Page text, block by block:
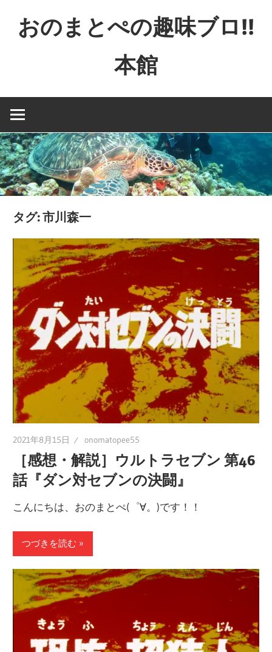
へ
キ
ッ
プ
おのまとぺの趣味ブロ!!
本館
撮
か
映
画
と
か
ム
の
ブ
ロ
グ
タグ:市川森一
2021年8月15日 onomatopee55
［感想・解説］ウルトラセブン 第46
話『ダン対セブンの決闘』
こんにちは、おのまとぺ(゜∀。)です！！
つづきを読む